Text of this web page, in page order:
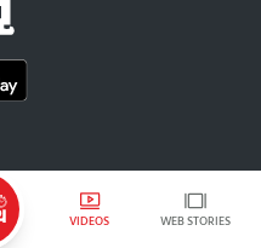
VIDEOS WEB STORIES